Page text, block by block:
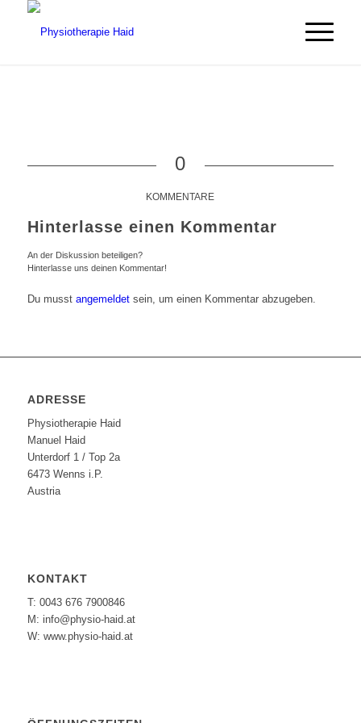
0
KOMMENTARE
Hinterlasse einen Kommentar
An der Diskussion beteiligen?
Hinterlasse uns deinen Kommentar!
Du musst angemeldetsein, um einen Kommentar abzugeben.
ADRESSE
Physiotherapie Haid
Manuel Haid
Unterdorf 1 / Top 2a
6473 Wenns i.P.
Austria
KONTAKT
T: 0043 676 7900846
M: info@physio-haid.at
W: www.physio-haid.at